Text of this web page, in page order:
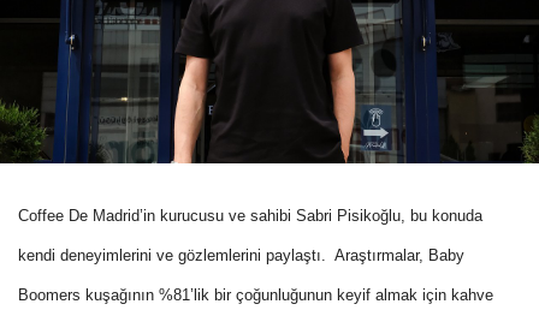
Coffee De Madrid’in kurucusu ve sahibi Sabri Pisikoğlu, bu konuda
kendi deneyimlerini ve gözlemlerini paylaştı. Araştırmalar, Baby
Boomers kuşağının %81’lik bir çoğunluğunun keyif almak için kahve